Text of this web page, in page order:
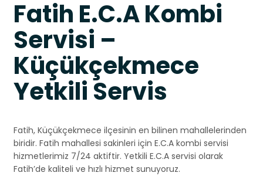
Fatih E.C.A Kombi
Servisi –
Küçükçekmece
Yetkili Servis
Fatih, Küçükçekmece ilçesinin en bilinen mahallelerinden
biridir. Fatih mahallesi sakinleri için E.C.A kombi servisi
hizmetlerimiz 7/24 aktiftir. Yetkili E.C.A servisi olarak
Fatih’de kaliteli ve hızlı hizmet sunuyoruz.